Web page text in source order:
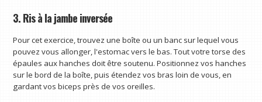
3. Ris à la jambe inversée
Pour cet exercice, trouvez une boîte ou un banc sur lequel vous
pouvez vous allonger, l'estomac vers le bas. Tout votre torse des
épaules aux hanches doit être soutenu. Positionnez vos hanches
sur le bord de la boîte, puis étendez vos bras loin de vous, en
gardant vos biceps près de vos oreilles.